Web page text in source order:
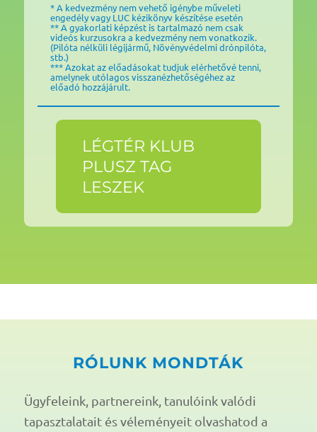
* A kedvezmény nem vehető igénybe műveleti
engedély vagy LUC kézikönyv készítése esetén
** A gyakorlati képzést is tartalmazó nem csak
videós kurzusokra a kedvezmény nem vonatkozik.
(Pilóta nélküli légijármű, Növényvédelmi drónpilóta,
stb.)
*** Azokat az előadásokat tudjuk elérhetővé tenni,
amelynek utólagos visszanézhetőségéhez az
előadó hozzájárult.
LÉGTÉR KLUB
PLUSZ TAG
LESZEK
RÓLUNK MONDTÁK
Ügyfeleink, partnereink, tanulóink valódi
tapasztalatait és véleményeit olvashatod a